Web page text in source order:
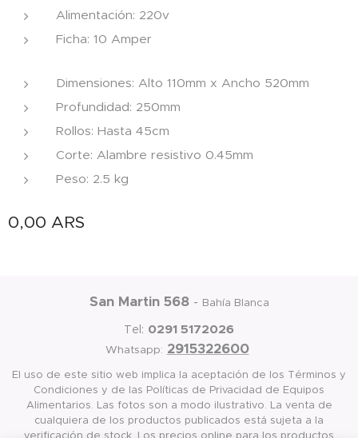
Alimentación: 220v
Ficha: 10 Amper
Dimensiones: Alto 110mm x Ancho 520mm
Profundidad: 250mm
Rollos: Hasta 45cm
Corte: Alambre resistivo 0.45mm
Peso: 2.5 kg
0,00 ARS
San Martin 568- Bahía Blanca
Tel: 0291 5172026
Whatsapp: 2915322600
El uso de este sitio web implica la aceptación de los Términos y
Condiciones y de las Políticas de Privacidad de Equipos
Alimentarios. Las fotos son a modo ilustrativo. La venta de
cualquiera de los productos publicados está sujeta a la